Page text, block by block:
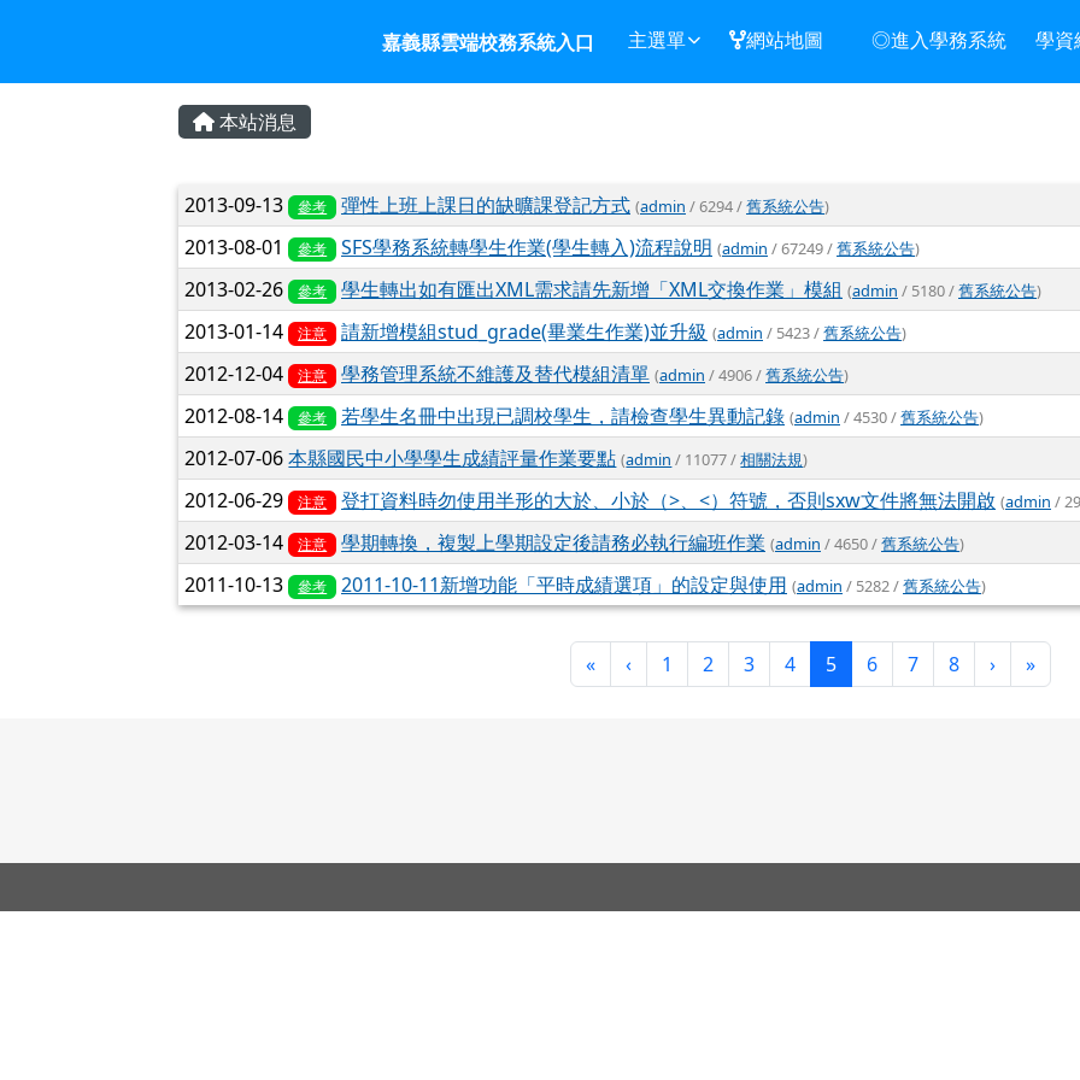
嘉義縣雲端校務系統入口
嘉義縣雲端校務系統入口 主選單 網站地圖 ◎進入學務系統 學資
主內容區域
本站消息
文章列表
2013-09-13 參考 彈性上班上課日的缺曠課登記方式 (admin / 6294 /舊系統公告)
2013-08-01 參考 SFS學務系統轉學生作業(學生轉入)流程說明 (admin / 67249 /舊系統公告)
2013-02-26 參考 學生轉出如有匯出XML需求請先新增「XML交換作業」模組 (admin / 5180 /舊系統公告)
2013-01-14 注意 請新增模組stud_grade(畢業生作業)並升級 (admin / 5423 /舊系統公告)
2012-12-04 注意 學務管理系統不維護及替代模組清單 (admin / 4906 /舊系統公告)
2012-08-14 參考 若學生名冊中出現已調校學生，請檢查學生異動記錄 (admin / 4530 /舊系統公告)
2012-07-06本縣國民中小學學生成績評量作業要點 (admin / 11077 /相關法規)
2012-06-29 注意 登打資料時勿使用半形的大於、小於（>、<）符號，否則sxw文件將無法開啟 (admin /
2012-03-14 注意 學期轉換，複製上學期設定後請務必執行編班作業 (admin / 4650 /舊系統公告)
2011-10-13 參考 2011-10-11新增功能「平時成績選項」的設定與使用 (admin / 5282 /舊系統公告)
«第一頁
‹上一頁
1 2 3 4 5(目前頁次)
6 7 8 ›下一頁
»最後